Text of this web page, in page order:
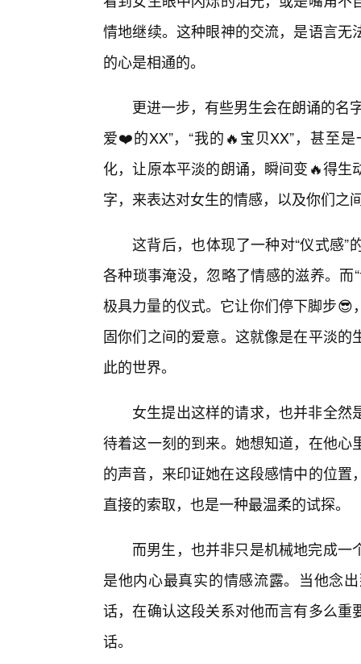
情地继续。这种眼神的交流，是语言
的心是相通的。
更进一步，有些男生会在朗诵的名
爱❤️的XX”，“我的🔥宝贝XX”，甚至
化，让原本平淡的朗诵，瞬间变🔥得
字，来表达对女生的情感，以及你们之
这背后，也体现了一种对“仪式感
各种琐事淹没，忽略了情感的滋养。
极具力量的仪式。它让你们停下脚步
固你们之间的爱意。这就像是在平淡
此的世界。
女生提出这样的请求，也并非全
待着这一刻的到来。她想知道，在他
的声音，来印证她在这段感情中的位
直接的索取，也是一种最温柔的试探。
而男生，也并非只是机械地完成
是他内心最真实的情感流露。当他念
话，在确认这段关系对他而言有多么
话。